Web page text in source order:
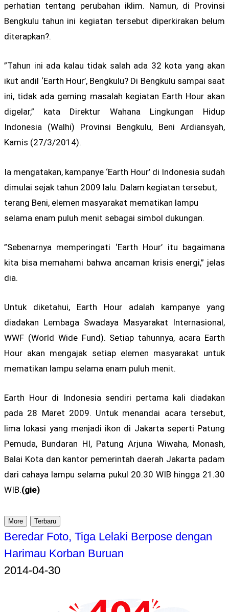
perhatian tentang perubahan iklim. Namun, di Provinsi
Bengkulu tahun ini kegiatan tersebut diperkirakan belum
diterapkan?.
”Tahun ini ada kalau tidak salah ada 32 kota yang akan
ikut andil ‘Earth Hour’, Bengkulu? Di Bengkulu sampai saat
ini, tidak ada geming masalah kegiatan Earth Hour akan
digelar,” kata Direktur Wahana Lingkungan Hidup
Indonesia (Walhi) Provinsi Bengkulu, Beni Ardiansyah,
Kamis (27/3/2014).
Ia mengatakan, kampanye ‘Earth Hour’ di Indonesia sudah
dimulai sejak tahun 2009 lalu. Dalam kegiatan tersebut,
terang Beni, elemen masyarakat mematikan lampu
selama enam puluh menit sebagai simbol dukungan.
”Sebenarnya memperingati ‘Earth Hour’ itu bagaimana
kita bisa memahami bahwa ancaman krisis energi,” jelas
dia.
Untuk diketahui, Earth Hour adalah kampanye yang
diadakan Lembaga Swadaya Masyarakat Internasional,
WWF (World Wide Fund). Setiap tahunnya, acara Earth
Hour akan mengajak setiap elemen masyarakat untuk
mematikan lampu selama enam puluh menit.
Earth Hour di Indonesia sendiri pertama kali diadakan
pada 28 Maret 2009. Untuk menandai acara tersebut,
lima lokasi yang menjadi ikon di Jakarta seperti Patung
Pemuda, Bundaran HI, Patung Arjuna Wiwaha, Monash,
Balai Kota dan kantor pemerintah daerah Jakarta padam
dari cahaya lampu selama pukul 20.30 WIB hingga 21.30
WIB.(gie)
More Terbaru
Beredar Foto, Tiga Lelaki Berpose dengan
Harimau Korban Buruan
2014-04-30